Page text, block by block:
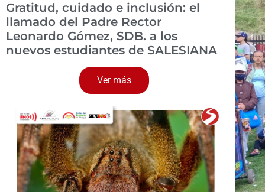
Gratitud, cuidado e inclusión: el
llamado del Padre Rector
Leonardo Gómez, SDB. a los
nuevos estudiantes de SALESIANA
Ver más